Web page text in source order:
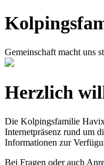
Gemeinschaft macht uns
Herzlich
Die Kolpingsfamilie
Internetpräsenz rund um
Informationen zur
Bei Fragen oder auch